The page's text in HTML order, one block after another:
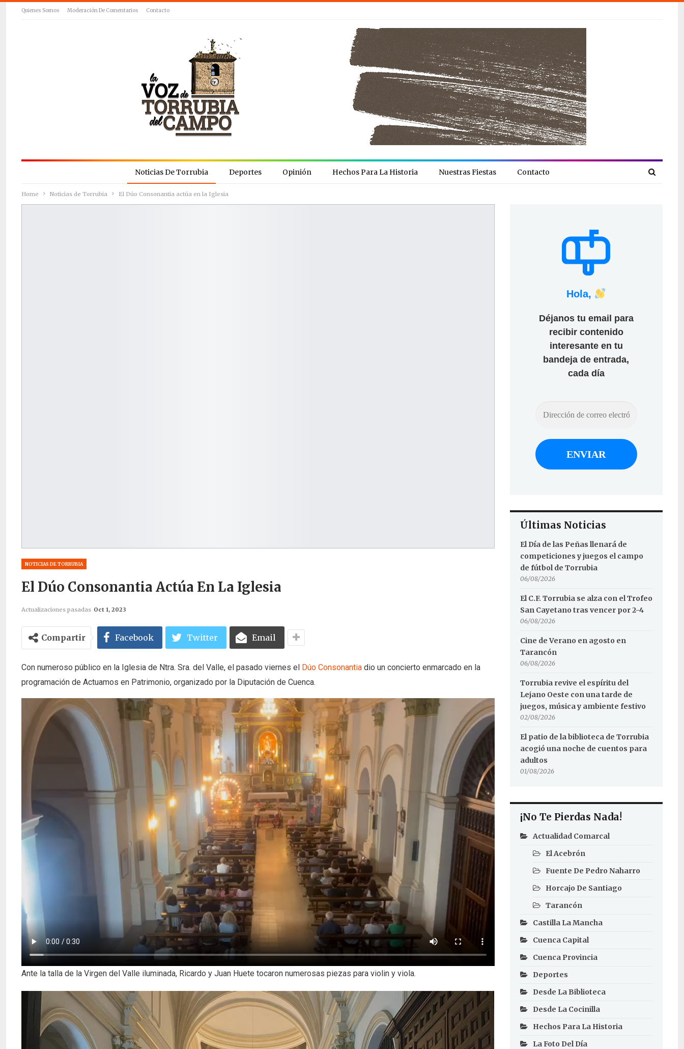
Quienes Somos Moderación De Comentarios Contacto
Noticias De Torrubia Deportes Opinión Hechos Para La Historia Nuestras Fiestas Contacto
Home Noticias de Torrubia El Dúo Consonantia actúa en la Iglesia
NOTICIAS DE TORRUBIA
El Dúo Consonantia Actúa En La Iglesia
Actualizaciones pasadas Oct 1, 2023
Compartir Facebook Twitter Email
Con numeroso público en la Iglesia de Ntra. Sra. del Valle, el pasado viernes el Dúo Consonantia dio un concierto enmarcado en la
programación de Actuamos en Patrimonio, organizado por la Diputación de Cuenca.
Ante la talla de la Virgen del Valle iluminada, Ricardo y Juan Huete tocaron numerosas piezas para violin y viola.
Hola,
Déjanos tu email para
recibir contenido
interesante en tu
bandeja de entrada,
cada día
Últimas Noticias
El Día de las Peñas llenará de
competiciones y juegos el campo
de fútbol de Torrubia
06/08/2026
El C.F. Torrubia se alza con el Trofeo
San Cayetano tras vencer por 2-4
06/08/2026
Cine de Verano en agosto en
Tarancón
06/08/2026
Torrubia revive el espíritu del
Lejano Oeste con una tarde de
juegos, música y ambiente festivo
02/08/2026
El patio de la biblioteca de Torrubia
acogió una noche de cuentos para
adultos
01/08/2026
¡No Te Pierdas Nada!
Actualidad Comarcal
El Acebrón
Fuente De Pedro Naharro
Horcajo De Santiago
Tarancón
Castilla La Mancha
Cuenca Capital
Cuenca Provincia
Deportes
Desde La Biblioteca
Desde La Cocinilla
Hechos Para La Historia
La Foto Del Día